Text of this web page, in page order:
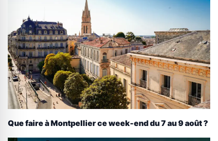
Que faire à Montpellier ce week-end du 7 au 9 août ?